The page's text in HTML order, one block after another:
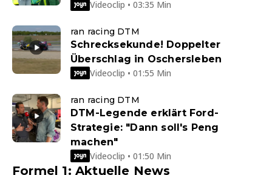
Videoclip • 03:35 Min
ran racing DTM
Schrecksekunde! Doppelter
Überschlag in Oschersleben
Videoclip • 01:55 Min
ran racing DTM
DTM-Legende erklärt Ford-
Strategie: "Dann soll's Peng
machen"
Videoclip • 01:50 Min
Formel 1: Aktuelle News